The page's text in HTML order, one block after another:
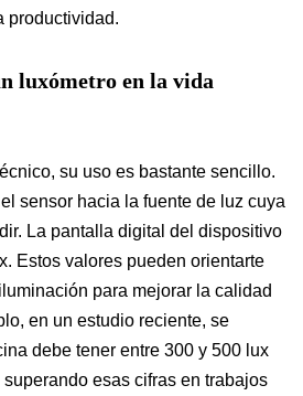
productividad.
luxómetro en la vida
su uso es bastante sencillo.
sensor hacia la fuente de luz cuya
La pantalla digital del dispositivo
Estos valores pueden orientarte
para mejorar la calidad
en un estudio reciente, se
debe tener entre 300 y 500 lux
esas cifras en trabajos